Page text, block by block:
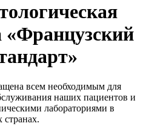
«Французский
всем необходимым для
наших пациентов и
лабораториями в
странах.